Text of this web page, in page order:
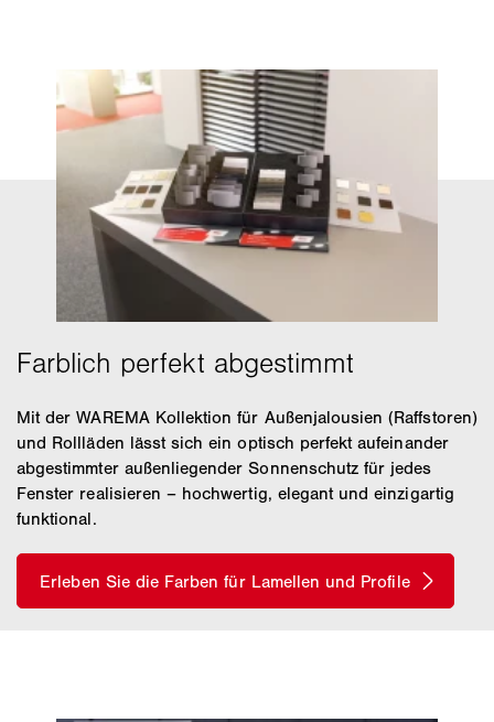
Mit der WAREMA Kollektion für Außenjalousien (Raffstoren)
und Rollläden lässt sich ein optisch perfekt aufeinander
abgestimmter außenliegender Sonnenschutz für jedes
Fenster realisieren – hochwertig, elegant und einzigartig
funktional.